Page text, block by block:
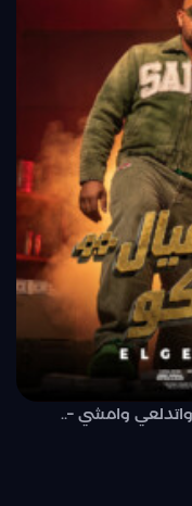
واتدلعي وامشي –..